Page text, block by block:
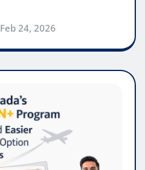
Feb 24, 2026